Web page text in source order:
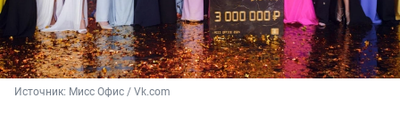
Источник: Мисс Офис / Vk.com